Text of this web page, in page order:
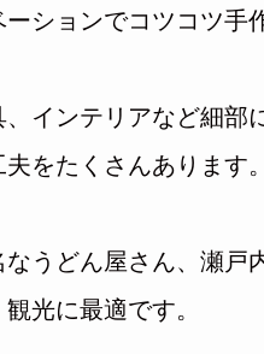
ーションでコツコツ手
、インテリアなど細部
夫をたくさんあります
なうどん屋さん、瀬戸
光に最適です。